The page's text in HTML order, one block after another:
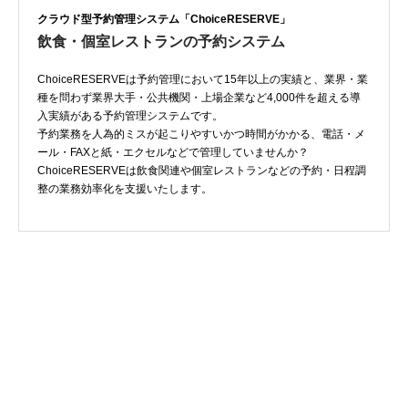
クラウド型予約管理システム「ChoiceRESERVE」
飲食・個室レストランの予約システム
ChoiceRESERVEは予約管理において15年以上の実績と、業界・業
種を問わず業界大手・公共機関・上場企業など4,000件を超える導
入実績がある予約管理システムです。
予約業務を人為的ミスが起こりやすいかつ時間がかかる、電話・メ
ール・FAXと紙・エクセルなどで管理していませんか？
ChoiceRESERVEは飲食関連や個室レストランなどの予約・日程調
整の業務効率化を支援いたします。